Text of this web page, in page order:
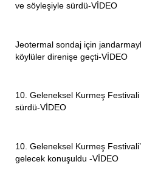
ve söyleşiyle sürdü-VİDEO
Jeotermal sondaj için
köylüler direnişe geçti-VİDEO
10. Geleneksel Kurmeş
sürdü-VİDEO
10. Geleneksel Kurmeş
gelecek konuşuldu -VİDEO